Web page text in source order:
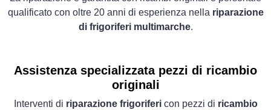
qualificato con oltre 20 anni di esperienza nella riparazione
di frigoriferi multimarche.
Assistenza specializzata pezzi di ricambio
originali
Interventi di riparazione frigorifericon pezzi di ricambio